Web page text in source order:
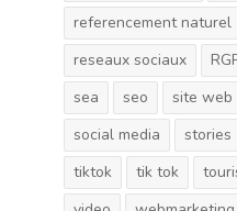
referencement naturel
reseaux sociaux
sea
seo site web
social media
stories
tiktok
tik tok